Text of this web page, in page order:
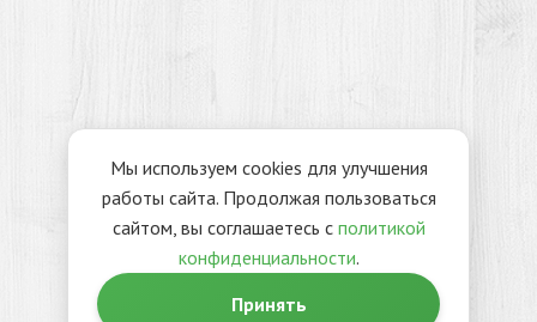
Мы используем cookies для улучшения
работы сайта. Продолжая пользоваться
сайтом, вы соглашаетесь с политикой
конфиденциальности.
Принять